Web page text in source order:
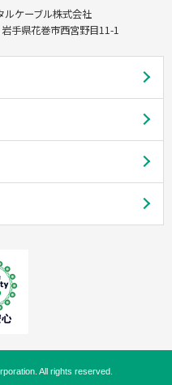
ルケーブル株式会社
手県花巻市西宮野目11-1
All rights reserved.